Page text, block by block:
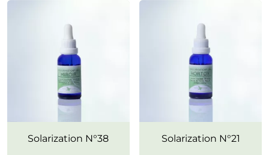
Encourage le développement
Solarization N°38
Indépendance &
Solarization N°21